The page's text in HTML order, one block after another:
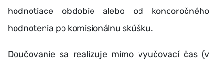
hodnotiace obdobie alebo od koncoročného
hodnotenia po komisionálnu skúšku.
Doučovanie sa realizuje mimo vyučovací čas (v